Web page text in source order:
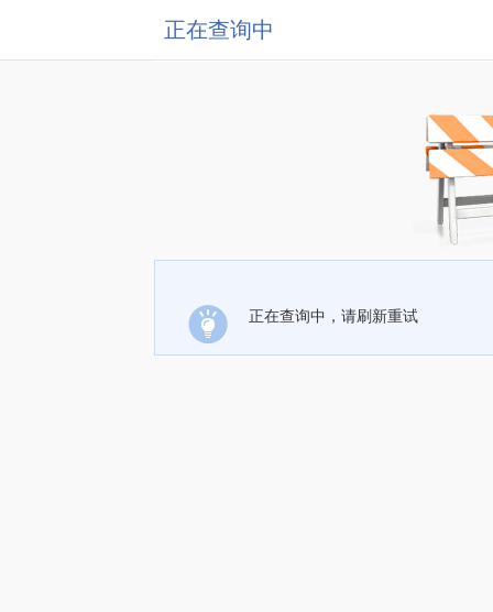
正在查询中
正在查询中，请刷新重试